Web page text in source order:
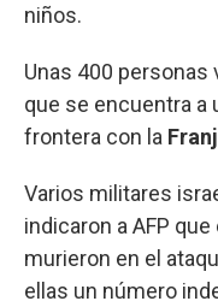
niños.
Unas 400 personas
que se encuentra a
frontera con la
Varios militares
indicaron a AFP
murieron en el
ellas un número